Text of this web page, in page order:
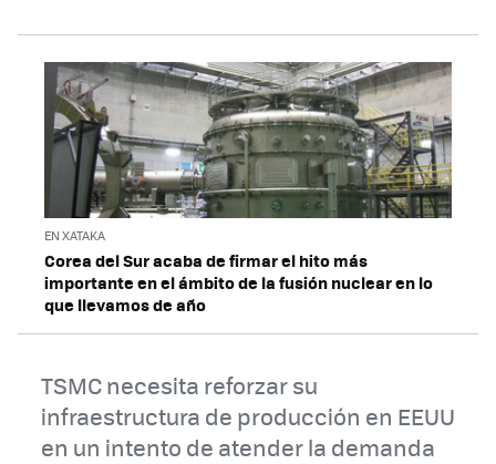
EN XATAKA
Corea del Sur acaba de firmar el hito más
importante en el ámbito de la fusión nuclear en lo
que llevamos de año
TSMC necesita reforzar su
infraestructura de producción en EEUU
en un intento de atender la demanda